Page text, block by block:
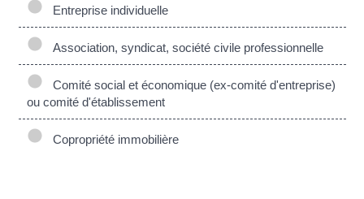
Entreprise individuelle
Association, syndicat, société civile professionnelle
Comité social et économique (ex-comité d'entreprise)
ou comité d'établissement
Copropriété immobilière